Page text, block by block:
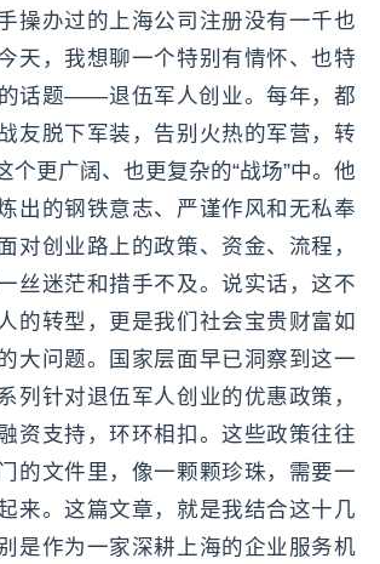
操办过的上海公司注册没有一千也
天，我想聊一个特别有情怀、也特
话题——退伍军人创业。每年，都
友脱下军装，告别火热的军营，转
个更广阔、也更复杂的“战场”中。他
出的钢铁意志、严谨作风和无私奉
对创业路上的政策、资金、流程，
丝迷茫和措手不及。说实话，这不
的转型，更是我们社会宝贵财富如
大问题。国家层面早已洞察到这一
列针对退伍军人创业的优惠政策，
资支持，环环相扣。这些政策往往
的文件里，像一颗颗珍珠，需要一
来。这篇文章，就是我结合这十几
是作为一家深耕上海的企业服务机